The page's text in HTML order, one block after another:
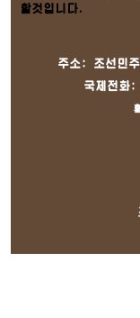
할것입니다.
주소: 조선민
국제전화